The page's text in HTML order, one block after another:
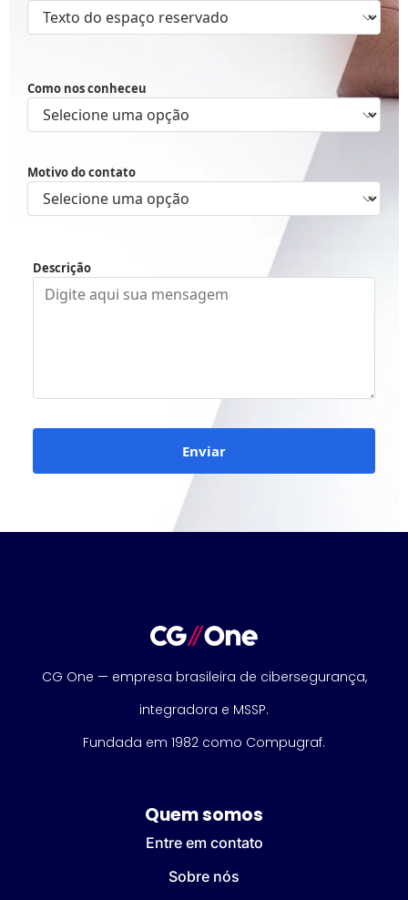
Como nos conheceu
Motivo do contato
Descrição
Enviar
CG One — empresa brasileira de cibersegurança,
integradora e MSSP.
Fundada em 1982 como Compugraf.
Quem somos
Entre em contato
Sobre nós